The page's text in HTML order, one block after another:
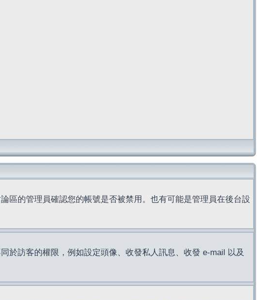
區的管理員確認您的帳號是否被禁用。也有可能是管理員在後台設
於訪客的權限，例如設定頭像、收發私人訊息、收發 e-mail 以及